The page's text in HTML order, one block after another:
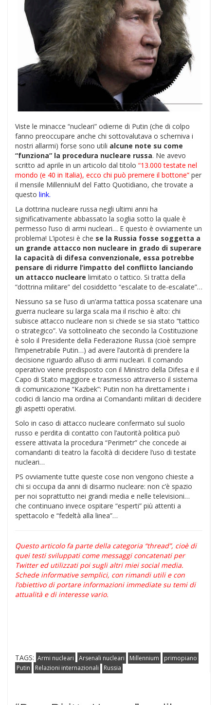
Viste le minacce “nucleari” odierne di Putin (che di colpo
fanno preoccupare anche chi sottovalutava o scherniva i
nostri allarmi) forse sono utili alcune note su come
“funziona” la procedura nucleare russa. Ne avevo
scritto ad aprile in un articolo dal titolo “13.000 testate nel
mondo (e 40 in Italia), ecco chi può premere il bottone” per
il mensile MillenniuM del Fatto Quotidiano, che trovate a
questo link.
La dottrina nucleare russa negli ultimi anni ha
significativamente abbassato la soglia sotto la quale è
permesso l’uso di armi nucleari… E questo è ovviamente un
problema! L’ipotesi è che se la Russia fosse soggetta a
un grande attacco non nucleare in grado di superare
la capacità di difesa convenzionale, essa potrebbe
pensare di ridurre l’impatto del conflitto lanciando
un attacco nucleare limitato o tattico. Si tratta della
“dottrina militare” del cosiddetto “escalate to de-escalate”…
Nessuno sa se l’uso di un’arma tattica possa scatenare una
guerra nucleare su larga scala ma il rischio è alto: chi
subisce attacco nucleare non si chiede se sia stato “tattico
o strategico”. Va sottolineato che secondo la Costituzione
è solo il Presidente della Federazione Russa (cioè sempre
l’impenetrabile Putin…) ad avere l’autorità di prendere la
decisione riguardo all’uso di armi nucleari. Il comando
operativo viene predisposto con il Ministro della Difesa e il
Capo di Stato maggiore e trasmesso attraverso il sistema
di comunicazione “Kazbek”: Putin non ha direttamente i
codici di lancio ma ordina ai Comandanti militari di decidere
gli aspetti operativi.
Solo in caso di attacco nucleare confermato sul suolo
russo e perdita di contatto con l’autorità politica può
essere attivata la procedura “Perimetr” che concede ai
comandanti di teatro la facoltà di decidere l’uso di testate
nucleari…
PS ovviamente tutte queste cose non vengono chieste a
chi si occupa da anni di disarmo nucleare: non c’è spazio
per noi soprattutto nei grandi media e nelle televisioni…
che continuano invece ospitare “esperti” più attenti a
spettacolo e “fedeltà alla linea”…
Questo articolo fa parte della categoria “thread”, cioè di
quei testi sviluppati come messaggi concatenati per
Twitter ed utilizzati poi sugli altri miei social media.
Schede informative semplici, con rimandi utili e con
l’obiettivo di portare informazioni immediate su temi di
attualità e di interesse vario.
TAGS: Armi nucleari Arsenali nucleari Millennium
primopiano
Putin
Relazioni internazionali Russia